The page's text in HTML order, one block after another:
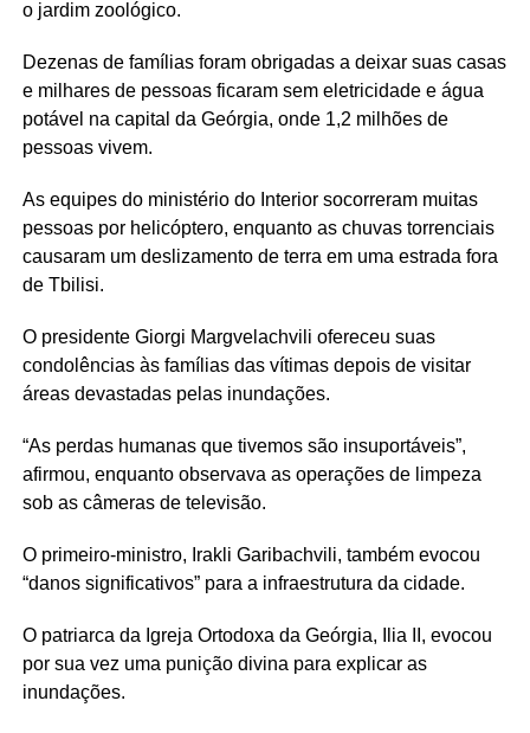
o jardim zoológico.
Dezenas de famílias foram obrigadas a deixar suas casas
e milhares de pessoas ficaram sem eletricidade e água
potável na capital da Geórgia, onde 1,2 milhões de
pessoas vivem.
As equipes do ministério do Interior socorreram muitas
pessoas por helicóptero, enquanto as chuvas torrenciais
causaram um deslizamento de terra em uma estrada fora
de Tbilisi.
O presidente Giorgi Margvelachvili ofereceu suas
condolências às famílias das vítimas depois de visitar
áreas devastadas pelas inundações.
“As perdas humanas que tivemos são insuportáveis”,
afirmou, enquanto observava as operações de limpeza
sob as câmeras de televisão.
O primeiro-ministro, Irakli Garibachvili, também evocou
“danos significativos” para a infraestrutura da cidade.
O patriarca da Igreja Ortodoxa da Geórgia, Ilia II, evocou
por sua vez uma punição divina para explicar as
inundações.